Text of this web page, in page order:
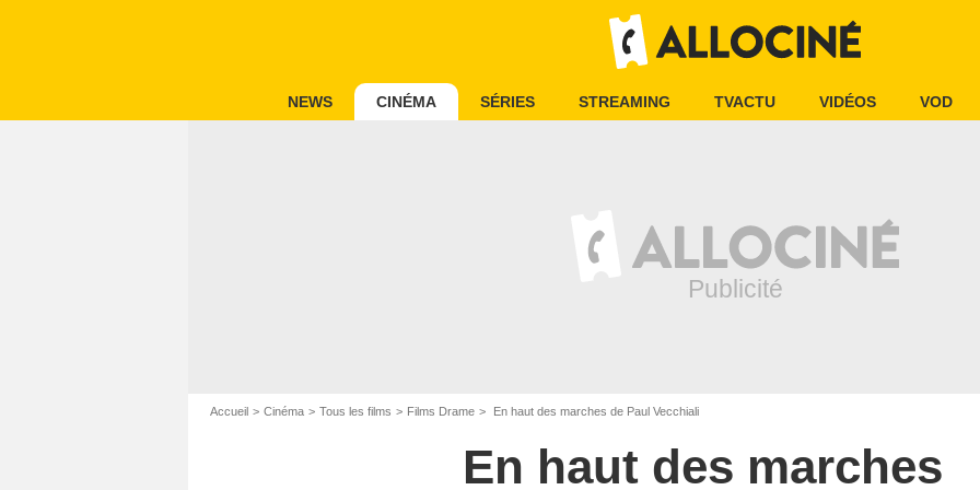
NEWS CINÉMA SÉRIES STREAMING TVACTU VIDÉOS VOD
Accueil Cinéma Tous les films Films Drame En haut des marches de Paul Vecchiali
En haut des marches